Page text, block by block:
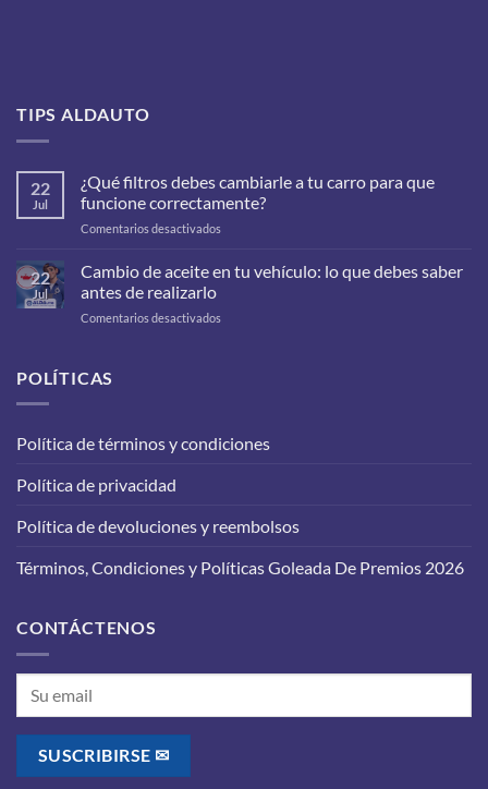
TIPS ALDAUTO
22
Jul
¿Qué filtros debes cambiarle a tu carro para que
funcione correctamente?
Comentarios desactivados
filtros
debes
a
22
Jul
Cambio de aceite en tu vehículo: lo que debes saber
antes de realizarlo
Comentarios desactivados
lo
POLÍTICAS
Política de términos y condiciones
Política de privacidad
Política de devoluciones y reembolsos
Términos, Condiciones y Políticas Goleada De Premios 2026
CONTÁCTENOS